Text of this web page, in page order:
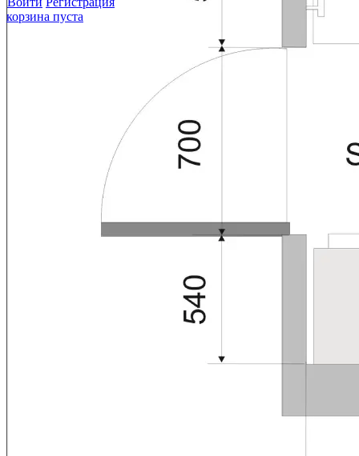
корзина пуста